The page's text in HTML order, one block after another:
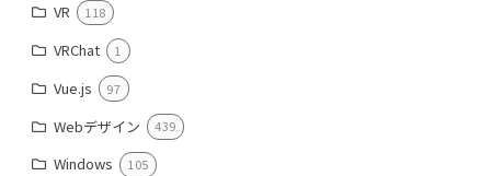
VR 118
VRChat 1
Vue.js 97
Webデザイン 439
Windows 105